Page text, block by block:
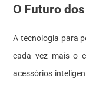
O Futuro
A tecnologia para
cada vez mais o
acessórios